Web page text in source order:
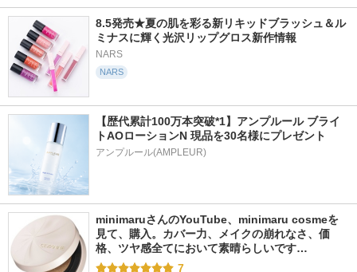
8.5発売★夏の肌を彩る新リキッドブラッシュ＆ル
ミナスに輝く光沢リップグロス新作情報
NARS
NARS
【歴代累計100万本突破*1】アンプルール ブライ
トAOローションN 現品を30名様にプレゼント
アンプルール(AMPLEUR)
minimaruさんのYouTube、minimaru cosmeを
見て、購入。カバー力、メイクの崩れなさ、価
格、ツヤ感全てにおいて素晴らしいです…
7